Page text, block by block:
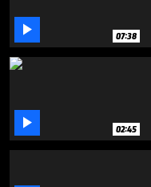
minutes,
seconds
 07:38
 02:45